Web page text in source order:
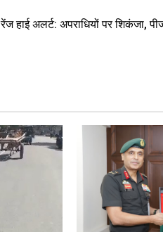
हाई अलर्ट: अपराधियों पर शिकंजा,